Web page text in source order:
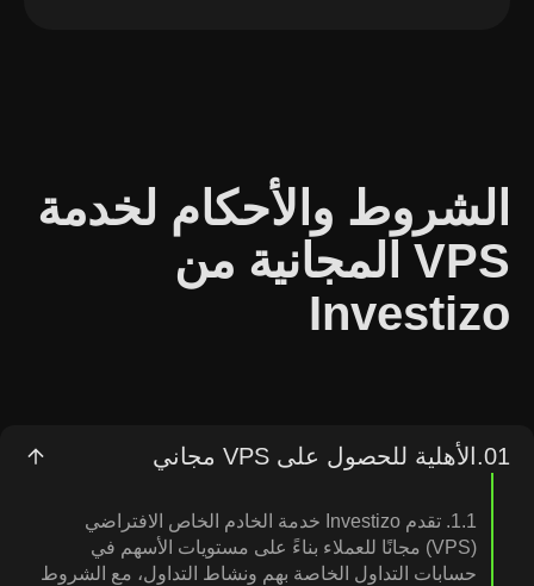
الشروط والأحكام لخدمة
VPS المجانية من
Investizo
01. الأهلية للحصول على VPS مجاني
1.1. تقدم Investizo خدمة الخادم الخاص الافتراضي
(VPS) مجانًا للعملاء بناءً على مستويات الأسهم في
حسابات التداول الخاصة بهم ونشاط التداول، مع الشروط